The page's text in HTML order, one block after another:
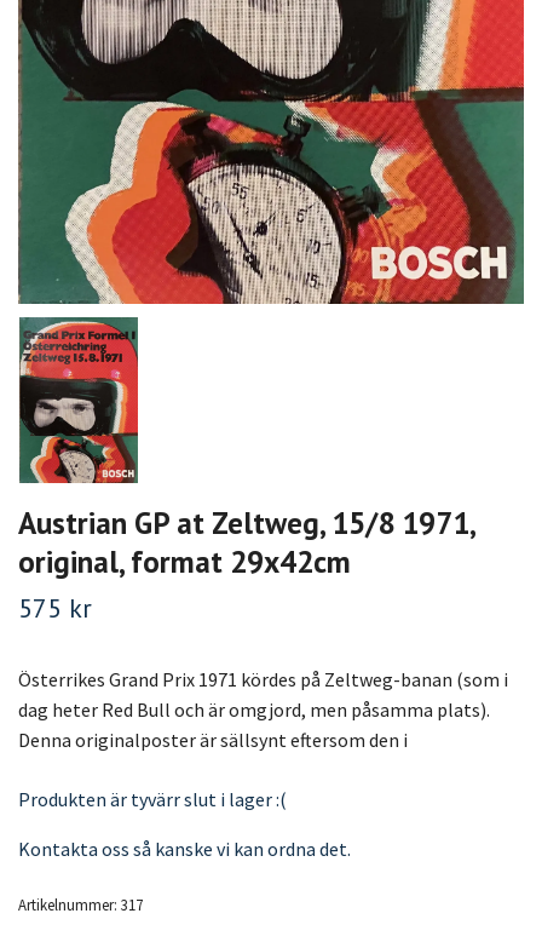
Austrian GP at Zeltweg, 15/8 1971,
original, format 29x42cm
575 kr
Österrikes Grand Prix 1971 kördes på Zeltweg-banan (som i
dag heter Red Bull och är omgjord, men påsamma plats).
Denna originalposter är sällsynt eftersom den i
Produkten är tyvärr slut i lager :(
Kontakta oss så kanske vi kan ordna det.
Artikelnummer: 317